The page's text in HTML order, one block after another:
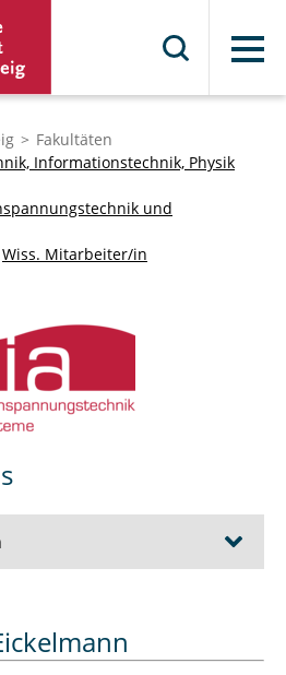
Menü
Fakultäten
Informationstechnik, Physik
und
Wiss. Mitarbeiter/in